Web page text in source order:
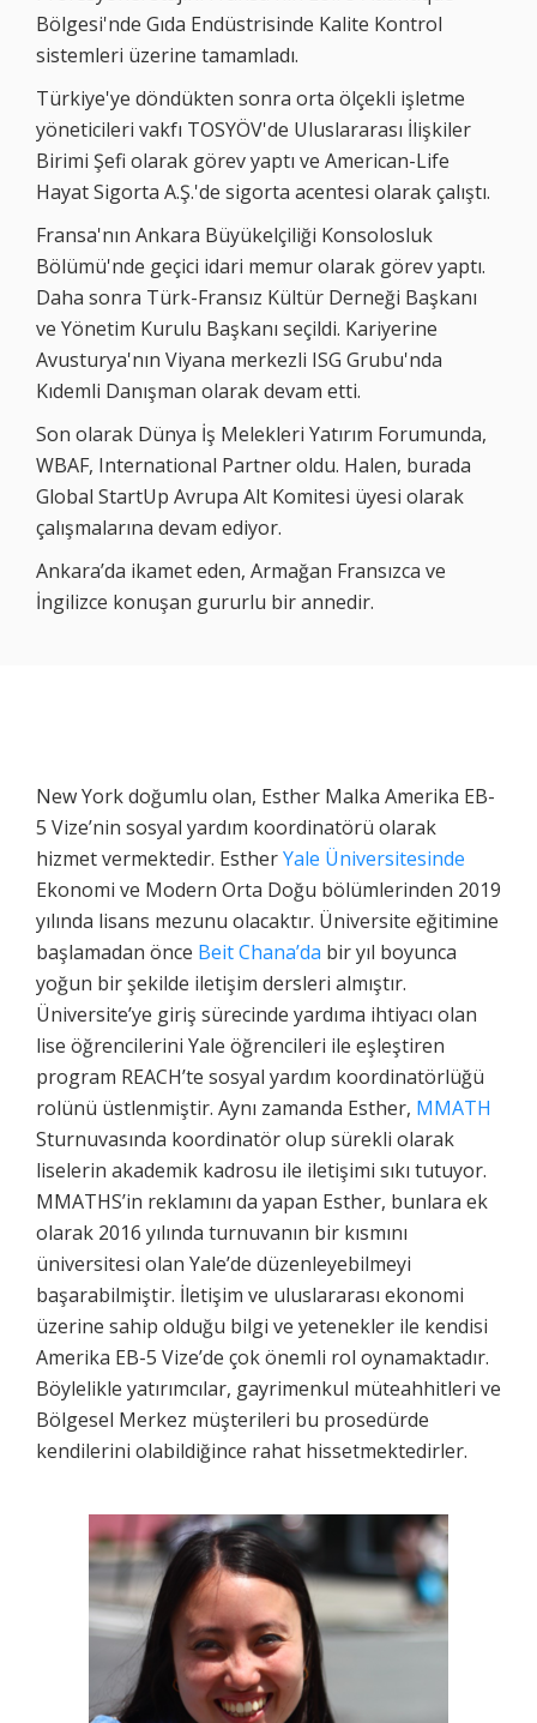
Bölgesi'nde Gıda Endüstrisinde Kalite Kontrol
sistemleri üzerine tamamladı.
Türkiye'ye döndükten sonra orta ölçekli işletme
yöneticileri vakfı TOSYÖV'de Uluslararası İlişkiler
Birimi Şefi olarak görev yaptı ve American-Life
Hayat Sigorta A.Ş.'de sigorta acentesi olarak çalıştı.
Fransa'nın Ankara Büyükelçiliği Konsolosluk
Bölümü'nde geçici idari memur olarak görev yaptı.
Daha sonra Türk-Fransız Kültür Derneği Başkanı
ve Yönetim Kurulu Başkanı seçildi. Kariyerine
Avusturya'nın Viyana merkezli ISG Grubu'nda
Kıdemli Danışman olarak devam etti.
Son olarak Dünya İş Melekleri Yatırım Forumunda,
WBAF, International Partner oldu. Halen, burada
Global StartUp Avrupa Alt Komitesi üyesi olarak
çalışmalarına devam ediyor.
Ankara’da ikamet eden, Armağan Fransızca ve
İngilizce konuşan gururlu bir annedir.
New York doğumlu olan, Esther Malka Amerika EB-
5 Vize’nin sosyal yardım koordinatörü olarak
hizmet vermektedir. EstherYale Üniversitesinde
Ekonomi ve Modern Orta Doğu bölümlerinden 2019
yılında lisans mezunu olacaktır. Üniversite eğitimine
başlamadan önce Beit Chana’da bir yıl boyunca
yoğun bir şekilde iletişim dersleri almıştır.
Üniversite’ye giriş sürecinde yardıma ihtiyacı olan
lise öğrencilerini Yale öğrencileri ile eşleştiren
program REACH’te sosyal yardım koordinatörlüğü
rolünü üstlenmiştir. Aynı zamanda Esther, MMATH
Sturnuvasında koordinatör olup sürekli olarak
liselerin akademik kadrosu ile iletişimi sıkı tutuyor.
MMATHS’in reklamını da yapan Esther, bunlara ek
olarak 2016 yılında turnuvanın bir kısmını
üniversitesi olan Yale’de düzenleyebilmeyi
başarabilmiştir. İletişim ve uluslararası ekonomi
üzerine sahip olduğu bilgi ve yetenekler ile kendisi
Amerika EB-5 Vize’de çok önemli rol oynamaktadır.
Böylelikle yatırımcılar, gayrimenkul müteahhitleri ve
Bölgesel Merkez müşterileri bu prosedürde
kendilerini olabildiğince rahat hissetmektedirler.